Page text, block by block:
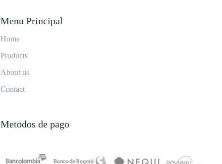
Menu Principal
Home
Products
About us
Contact
Metodos de pago